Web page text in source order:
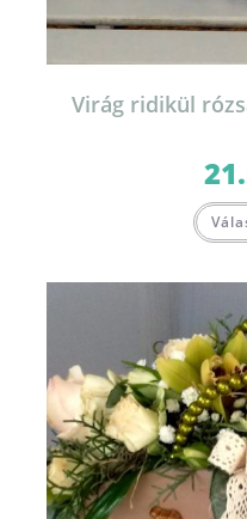
Virág ridikül